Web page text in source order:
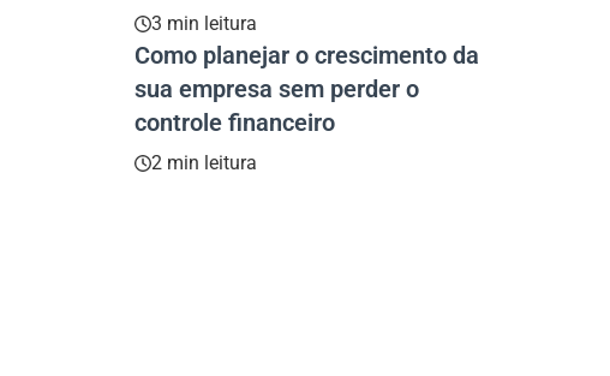
3 min leitura
Como planejar o crescimento da
sua empresa sem perder o
controle financeiro
2 min leitura